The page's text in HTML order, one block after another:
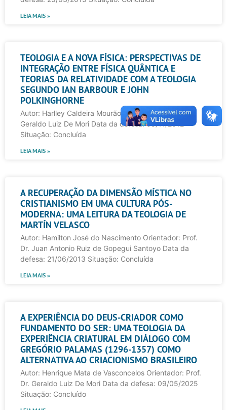
LEIA MAIS »
TEOLOGIA E A NOVA FÍSICA: PERSPECTIVAS DE
INTEGRAÇÃO ENTRE FÍSICA QUÂNTICA E
TEORIAS DA RELATIVIDADE COM A TEOLOGIA
SEGUNDO IAN BARBOUR E JOHN
POLKINGHORNE
Autor: Harlley Caldeira Mourão Orientador: Prof. Dr.
Geraldo Luiz De Mori Data da defesa: 05/11/2012
Situação: Concluída
LEIA MAIS »
A RECUPERAÇÃO DA DIMENSÃO MÍSTICA NO
CRISTIANISMO EM UMA CULTURA PÓS-
MODERNA: UMA LEITURA DA TEOLOGIA DE
MARTÍN VELASCO
Autor: Hamilton José do Nascimento Orientador: Prof.
Dr. Juan Antonio Ruiz de Gopegui Santoyo Data da
defesa: 21/06/2013 Situação: Concluída
LEIA MAIS »
A EXPERIÊNCIA DO DEUS-CRIADOR COMO
FUNDAMENTO DO SER: UMA TEOLOGIA DA
EXPERIÊNCIA CRIATURAL EM DIÁLOGO COM
GREGÓRIO PALAMAS (1296-1357) COMO
ALTERNATIVA AO CRIACIONISMO BRASILEIRO
Autor: Henrique Mata de Vasconcelos Orientador: Prof.
Dr. Geraldo Luiz De Mori Data da defesa: 09/05/2025
Situação: Concluído